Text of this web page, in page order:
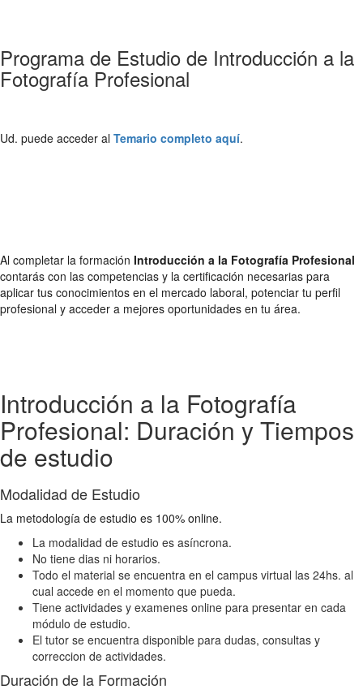
Programa de Estudio de Introducción a la
Fotografía Profesional
Ud. puede acceder al Temario completo aquí.
Al completar la formación Introducción a la Fotografía Profesional
contarás con las competencias y la certificación necesarias para
aplicar tus conocimientos en el mercado laboral, potenciar tu perfil
profesional y acceder a mejores oportunidades en tu área.
Introducción a la Fotografía
Profesional: Duración y Tiempos
de estudio
Modalidad de Estudio
La metodología de estudio es 100% online.
La modalidad de estudio es asíncrona.
No tiene dias ni horarios.
Todo el material se encuentra en el campus virtual las 24hs. al
cual accede en el momento que pueda.
Tiene actividades y examenes online para presentar en cada
módulo de estudio.
El tutor se encuentra disponible para dudas, consultas y
correccion de actividades.
Duración de la Formación